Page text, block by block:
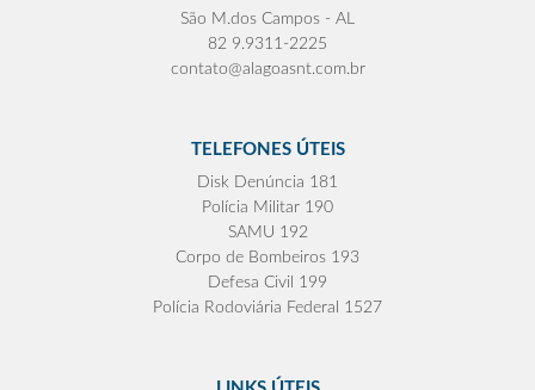
São M.dos Campos - AL
82 9.9311-2225
contato@alagoasnt.com.br
TELEFONES ÚTEIS
Disk Denúncia 181
Polícia Militar 190
SAMU 192
Corpo de Bombeiros 193
Defesa Civil 199
Polícia Rodoviária Federal 1527